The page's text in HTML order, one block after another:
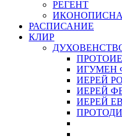
РЕГЕНТ
РАСПИСАНИЕ
КЛИР
ИГУМЕН
ИЕРЕЙ
ИЕРЕЙ
ИЕРЕЙ